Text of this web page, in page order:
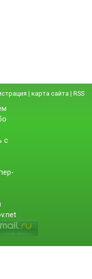
| карта сайта | RSS
с